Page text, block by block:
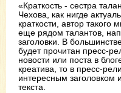
«Краткость - сестра
Чехова, как нигде
краткости, автор
еще рядом талантов,
заголовки. В
будет прочитан пресс-
новости или поста в
креатива, то в пресс-
интересным заголовком
текста.